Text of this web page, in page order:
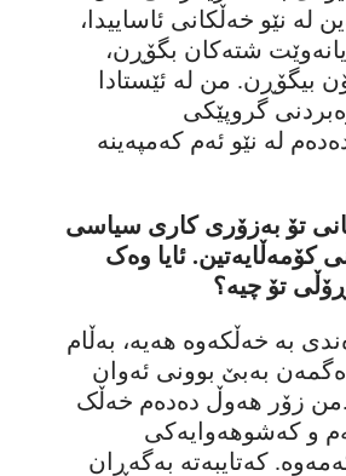
لە نێو خەڵکانی ئاساییدا،
شتەکان بگۆڕن،
بیگۆڕن. من لە ئێستادا
گروپێکی
لە نێو ئەم کەمپەینە
تۆ بەزۆری کاری سیاسی
کۆمەڵایەتین. ئایا وەک
تۆ چیە؟
بە خەڵکەوە هەیە، بەڵام
بەبێ بوونی ئەوان
زۆر هەوڵ دەدەم خەڵک
و کەشوهەوایەکی
کەتایبەتە بەگەڕان